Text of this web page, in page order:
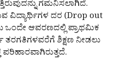
ಗಮನಿಸಲಾಗಿದೆ.
ದರ (Drop out
ಒಂದೇ ಆವರಣದಲ್ಲಿ ಪ್ರಾಥಮಿಕ
ಶಿಕ್ಷಣ ನೀಡಲು
ಪರಿಹಾರವಾಗಿರುತ್ತದೆ.